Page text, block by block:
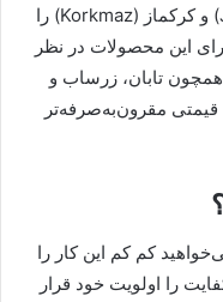
فونیکس (Phoenix)، جی‌فی‌نی (Jefene) و کرکماز (Korkmaz) را
این محصولات در نظر
تابان، زرساب و
قیمتی مقرون‌به‌صرفه‌تر
کم کم این کار را
را اولویت خود قرار